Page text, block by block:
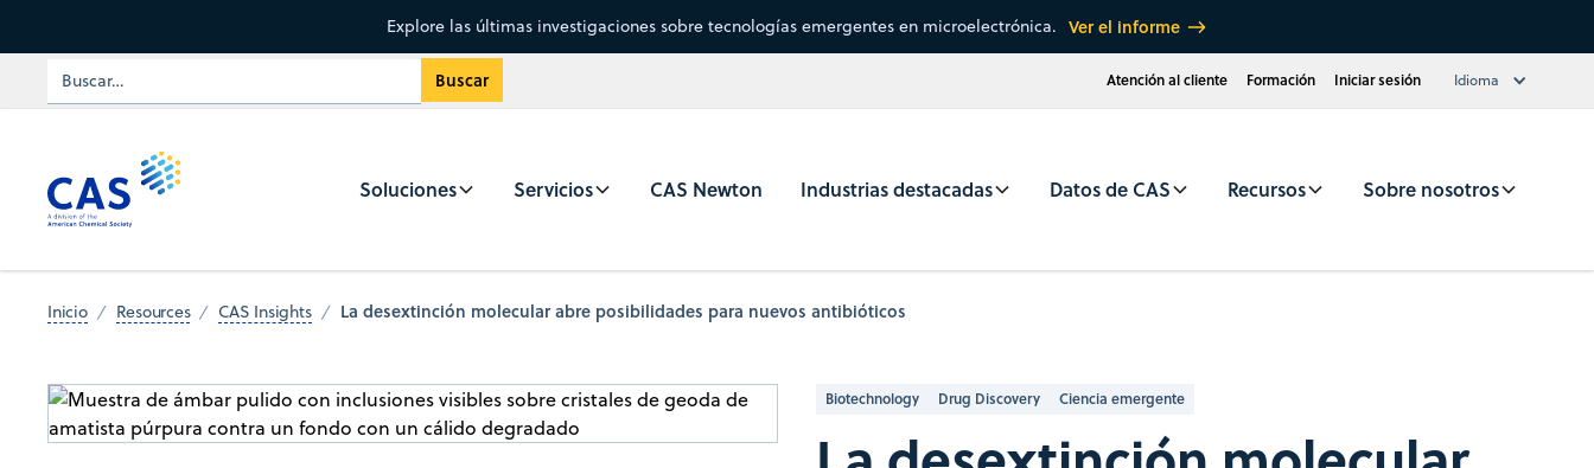
Explore las últimas investigaciones sobre tecnologías emergentes en microelectrónica. Ver el informe
Atención al cliente Formación Iniciar sesión Idioma
Soluciones Servicios CAS Newton Industrias destacadas Datos de CAS Recursos Sobre nosotros
Inicio Resources CAS Insights La desextinción molecular abre posibilidades para nuevos antibióticos
Biotechnology Drug Discovery Ciencia emergente